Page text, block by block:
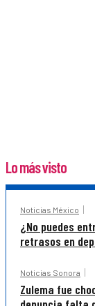
Lo más visto
Noticias México
¿No puedes
retrasos en
Noticias Sonora
Zulema fue